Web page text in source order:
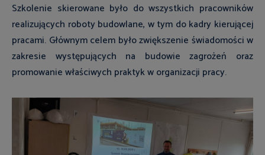
Szkolenie skierowane było do wszystkich pracowników
realizujących roboty budowlane, w tym do kadry kierującej
pracami. Głównym celem było zwiększenie świadomości w
zakresie występujących na budowie zagrożeń oraz
promowanie właściwych praktyk w organizacji pracy.